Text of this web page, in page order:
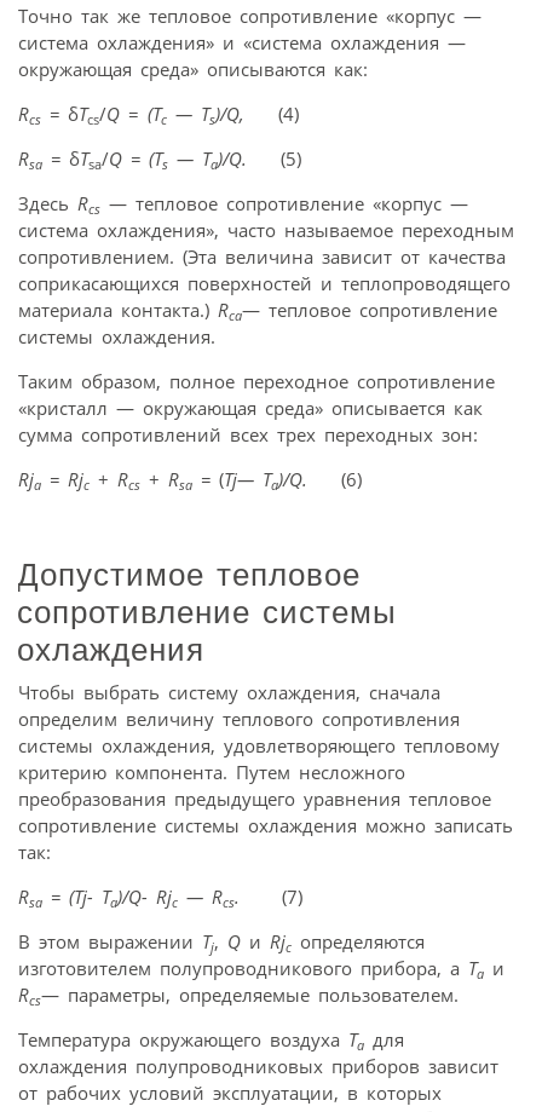
Точно так же тепловое сопротивление «корпус —
система охлаждения» и «система охлаждения —
окружающая среда» описываются как:
Rcs = δTcs/Q = (Tc — Ts)/Q, (4)
Rsa = δTsa/Q = (Ts — Ta)/Q. (5)
Здесь Rcs — тепловое сопротивление «корпус —
система охлаждения», часто называемое переходным
сопротивлением. (Эта величина зависит от качества
соприкасающихся поверхностей и теплопроводящего
материала контакта.) Rca— тепловое сопротивление
системы охлаждения.
Таким образом, полное переходное сопротивление
«кристалл — окружающая среда» описывается как
сумма сопротивлений всех трех переходных зон:
Rja = Rjc + Rcs + Rsa = (Tj— Ta)/Q. (6)
Допустимое тепловое
сопротивление системы
охлаждения
Чтобы выбрать систему охлаждения, сначала
определим величину теплового сопротивления
системы охлаждения, удовлетворяющего тепловому
критерию компонента. Путем несложного
преобразования предыдущего уравнения тепловое
сопротивление системы охлаждения можно записать
так:
Rsa = (Tj- Ta)/Q- Rjc — Rcs. (7)
В этом выражении Tj, Q и Rjc определяются
изготовителем полупроводникового прибора, а Ta и
Rcs— параметры, определяемые пользователем.
Температура окружающего воздуха Ta для
охлаждения полупроводниковых приборов зависит
от рабочих условий эксплуатации, в которых